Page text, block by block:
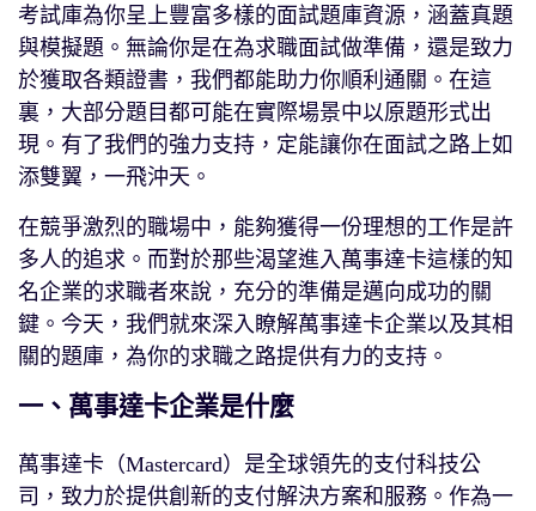
考試庫為你呈上豐富多樣的面試題庫資源，涵蓋真題
與模擬題。無論你是在為求職面試做準備，還是致力
於獲取各類證書，我們都能助力你順利通關。在這
裏，大部分題目都可能在實際場景中以原題形式出
現。有了我們的強力支持，定能讓你在面試之路上如
添雙翼，一飛沖天。
在競爭激烈的職場中，能夠獲得一份理想的工作是許
多人的追求。而對於那些渴望進入萬事達卡這樣的知
名企業的求職者來說，充分的準備是邁向成功的關
鍵。今天，我們就來深入瞭解萬事達卡企業以及其相
關的題庫，為你的求職之路提供有力的支持。
一、萬事達卡企業是什麼
萬事達卡（Mastercard）是全球領先的支付科技公
司，致力於提供創新的支付解決方案和服務。作為一